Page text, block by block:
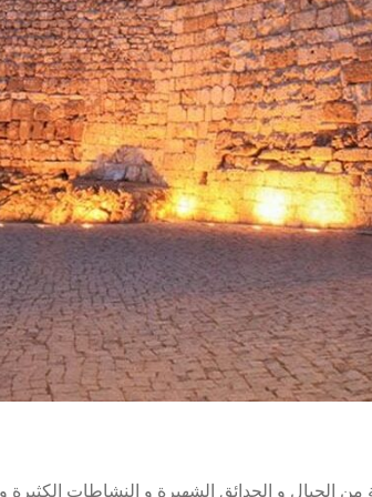
الجبال و الحدائق الشهيرة و النشاطات الكثيرة